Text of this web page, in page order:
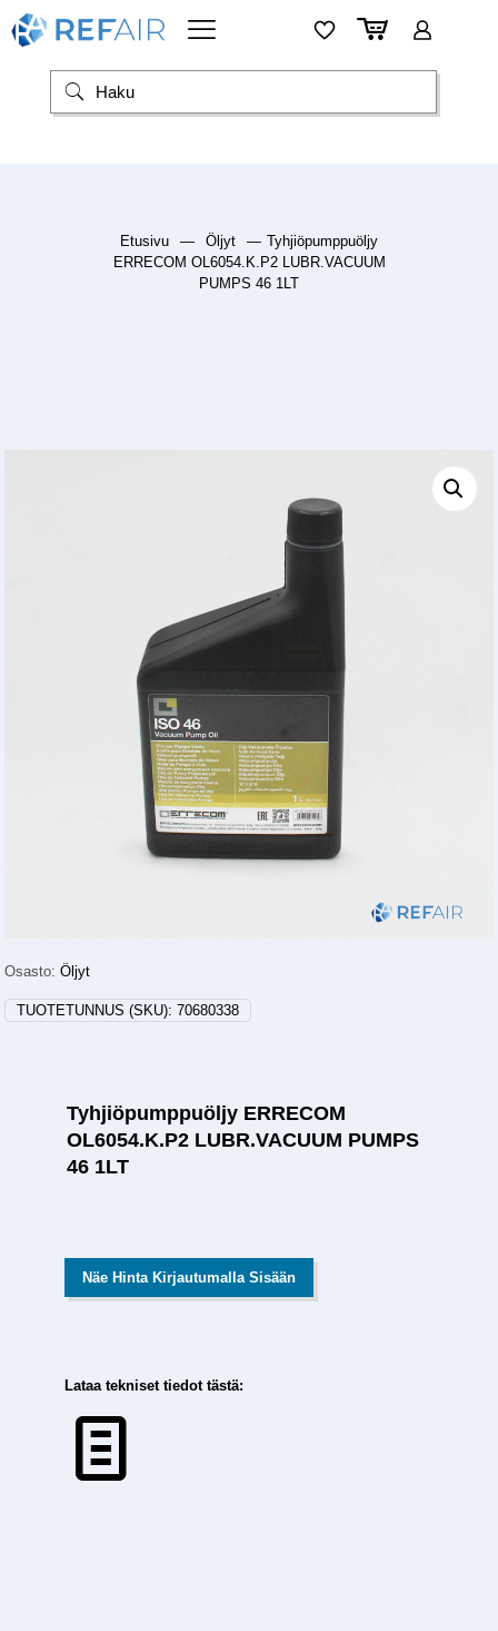
Etusivu — Öljyt — Tyhjiöpumppuöljy
ERRECOM OL6054.K.P2 LUBR.VACUUM
PUMPS 46 1LT
Osasto:Öljyt
TUOTETUNNUS (SKU):70680338
Tyhjiöpumppuöljy ERRECOM
OL6054.K.P2 LUBR.VACUUM PUMPS
46 1LT
Näe Hinta Kirjautumalla Sisään
Lataa tekniset tiedot tästä: